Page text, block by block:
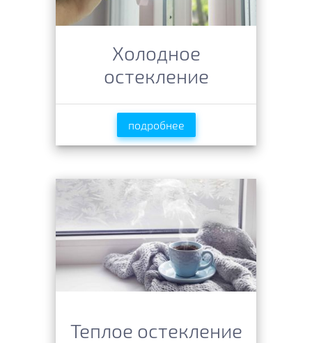
Холодное
остекление
подробнее
Теплое остекление